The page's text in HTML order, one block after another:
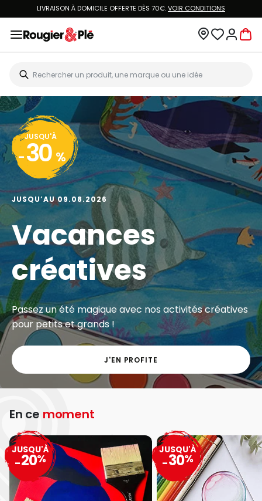
LIVRAISON À DOMICILE OFFERTE DÈS 70€.VOIR CONDITIONS
JUSQU'À
- 30 %
JUSQU’AU 09.08.2026
Vacances
créatives
Passez un été magique avec nos activités créatives
pour petits et grands !
J'EN PROFITE
En ce moment
JUSQU'À
-20%
JUSQU'À
-30%